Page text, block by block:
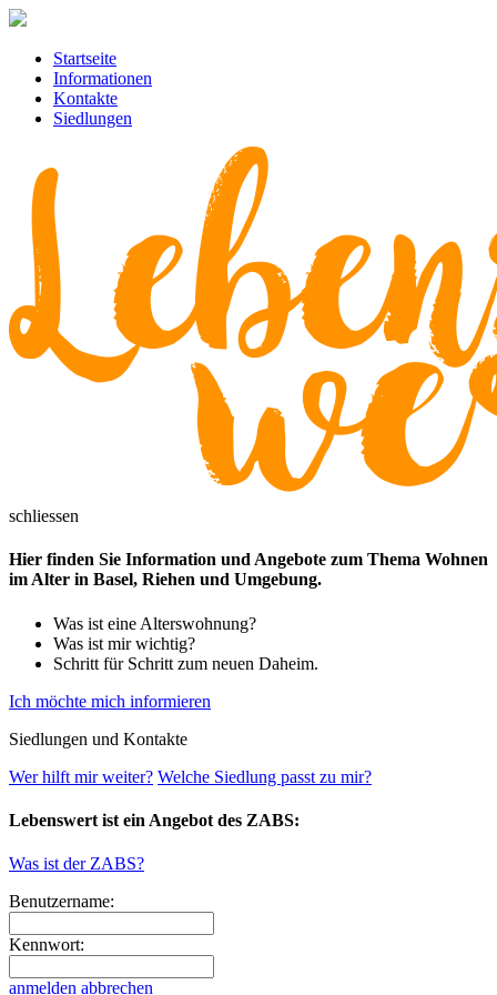
Startseite
Informationen
Kontakte
Siedlungen
schliessen
Hier finden Sie Information und Angebote zum Thema Wohnen
im Alter in Basel, Riehen und Umgebung.
Was ist eine Alterswohnung?
Was ist mir wichtig?
Schritt für Schritt zum neuen Daheim.
Ich möchte mich informieren
Siedlungen und Kontakte
Wer hilft mir weiter? Welche Siedlung passt zu mir?
Lebenswert ist ein Angebot des ZABS:
Was ist der ZABS?
Benutzername:
Kennwort:
anmelden abbrechen